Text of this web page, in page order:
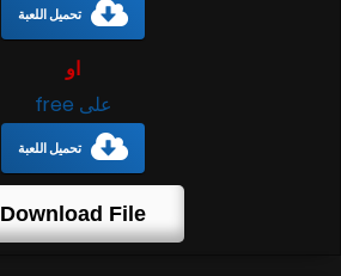
تحميل اللعبة
او
على free
تحميل اللعبة
Download File